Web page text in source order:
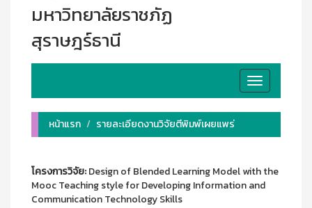
มหาวิทยาลัยราชภัฏ
สุราษฎร์ธานี
Toggle
navigation
หน้าแรก
รายละเอียดงานวิจัยตีพิมพ์เผยแพร่
โครงการวิจัย:Design of Blended Learning Model with the
Mooc Teaching style for Developing Information and
Communication Technology Skills